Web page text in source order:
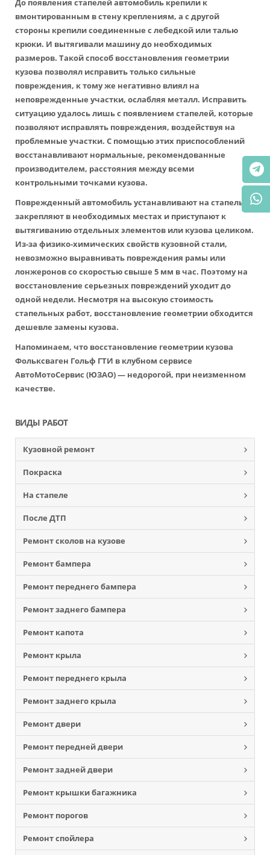
До появления стапелей автомобиль крепили к
вмонтированным в стену креплениям, а с другой
стороны крепили соединенные с лебедкой или талью
крюки. И вытягивали машину до необходимых
размеров. Такой способ восстановления геометрии
кузова позволял исправить только сильные
повреждения, к тому же негативно влиял на
неповрежденные участки, ослабляя металл. Исправить
ситуацию удалось лишь с появлением стапелей, которые
позволяют исправлять повреждения, воздействуя на
проблемные участки. С помощью этих приспособлений
восстанавливают нормальные, рекомендованные
производителем, расстояния между всеми
контрольными точками кузова.
Поврежденный автомобиль устанавливают на стапель,
закрепляют в необходимых местах и приступают к
вытягиванию отдельных элементов или кузова целиком.
Из-за физико-химических свойств кузовной стали,
невозможно выравнивать повреждения рамы или
лонжеронов со скоростью свыше 5 мм в час. Поэтому на
восстановление серьезных повреждений уходит до
одной недели. Несмотря на высокую стоимость
стапельных работ, восстановление геометрии обходится
дешевле замены кузова.
Напоминаем, что восстановление геометрии кузова
Фольксваген Гольф ГТИ в клубном сервисе
АвтоМотоСервис (ЮЗАО) — недорогой, при неизменном
качестве.
ВИДЫ РАБОТ
Кузовной ремонт
Покраска
На стапеле
После ДТП
Ремонт сколов на кузове
Ремонт бампера
Ремонт переднего бампера
Ремонт заднего бампера
Ремонт капота
Ремонт крыла
Ремонт переднего крыла
Ремонт заднего крыла
Ремонт двери
Ремонт передней двери
Ремонт задней двери
Ремонт крышки багажника
Ремонт порогов
Ремонт спойлера